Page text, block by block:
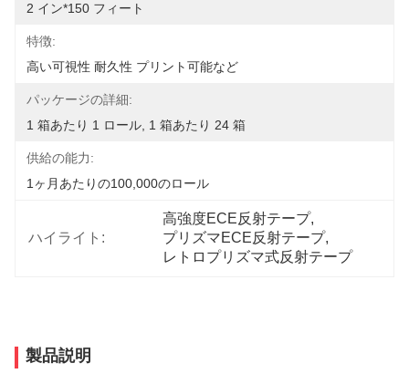
2 イン*150 フィート
特徴:
高い可視性 耐久性 プリント可能など
パッケージの詳細:
1 箱あたり 1 ロール, 1 箱あたり 24 箱
供給の能力:
1ヶ月あたりの100,000のロール
ハイライト:
高強度ECE反射テープ,
プリズマECE反射テープ,
レトロプリズマ式反射テープ
製品説明